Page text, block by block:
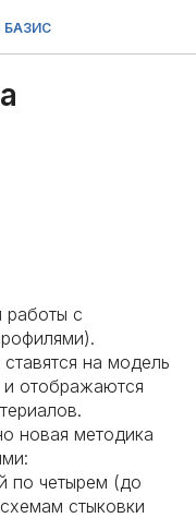
БАЗИС
работы с
на модель
отображаются
новая методика
по четырем (до
стыковки